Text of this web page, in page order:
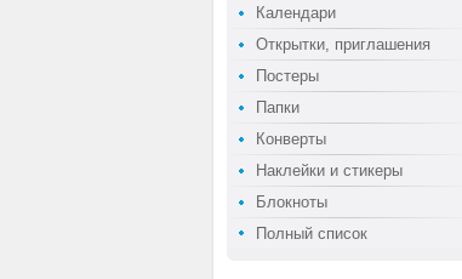
Календари
Открытки, приглашения
Постеры
Папки
Конверты
Наклейки и стикеры
Блокноты
Полный список